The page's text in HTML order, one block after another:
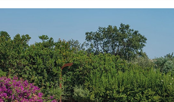
TAVOLI GRANDI